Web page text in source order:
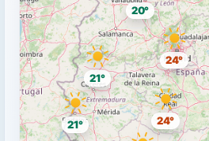
24°
20°
21° 24°
21°